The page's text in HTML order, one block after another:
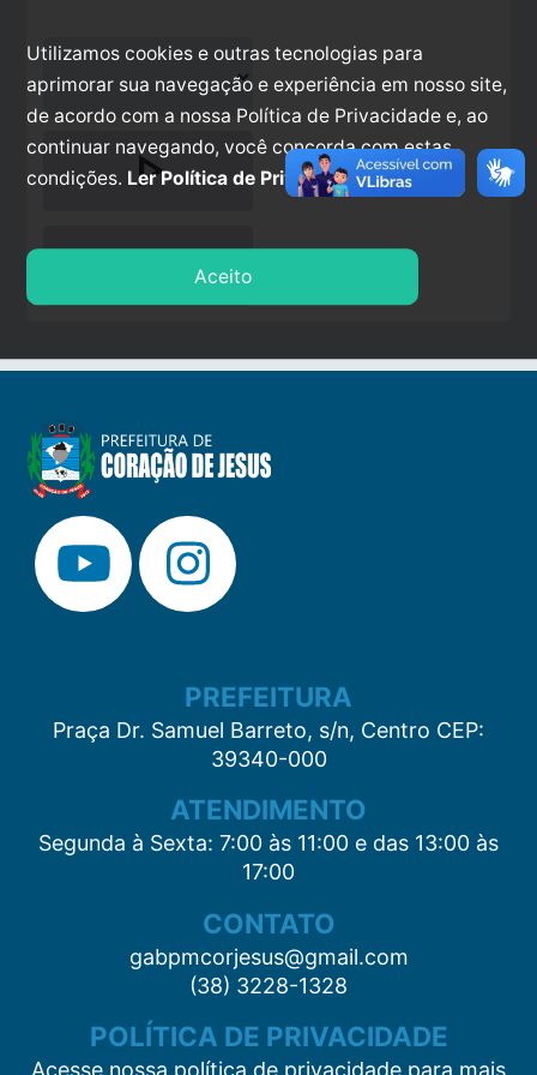
play_arrow
stop
PREFEITURA
Praça Dr. Samuel Barreto, s/n, Centro CEP:
39340-000
ATENDIMENTO
Segunda à Sexta: 7:00 às 11:00 e das 13:00 às
17:00
CONTATO
gabpmcorjesus@gmail.com
(38) 3228-1328
POLÍTICA DE PRIVACIDADE
Acesse nossa política de privacidade para mais
Utilizamos cookies e outras tecnologias para
aprimorar sua navegação e experiência em nosso site,
de acordo com a nossa Política de Privacidade e, ao
continuar navegando, você concorda com estas
condições. Ler Política de Privacidade.
Aceito